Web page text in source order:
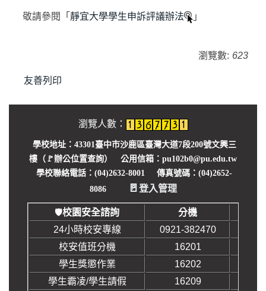
懷孕學生輔導資源
學生請假
學生臨時通行證
學務你我他 Q&A
敬請參閱「 靜宜大學學生申訴評議辦法 」
瀏覽數: 623
友善列印
瀏覽人數：
學校地址：43301臺中市沙鹿區臺灣大道7段200號文興三
樓（🚩辦公位置查詢） 公用信箱：pu102b0@pu.edu.tw
學校聯絡電話：(04)2632-8001 傳真號碼：(04)2652-
8086
🚪 登入管理
🛡️校園安全諮詢
分機
24小時校安專線
0921-382470
校安值班分機
16201
學生獎懲作業
16202
學生霸凌/學生請假
16209